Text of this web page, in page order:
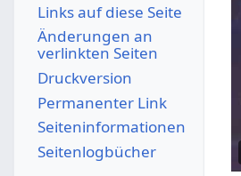
Links auf diese Seite
Änderungen an
verlinkten Seiten
Druckversion
Permanenter Link
Seiten­­informationen
Seitenlogbücher